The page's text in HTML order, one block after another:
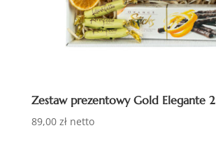
Zestaw prezentowy Gold Elegante 2
89,00 zł netto